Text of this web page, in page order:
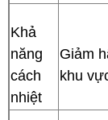
Khả
năng
cách
nhiệt
Giảm
khu